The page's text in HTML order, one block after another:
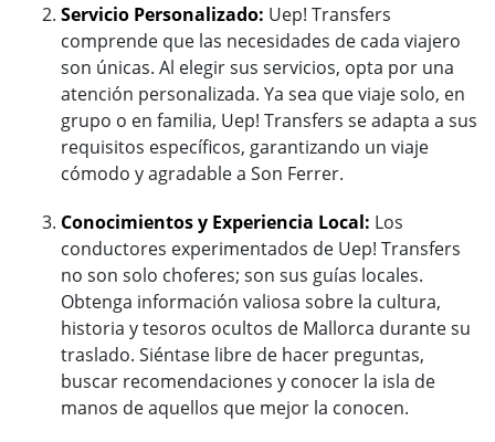
Servicio Personalizado: Uep! Transfers
comprende que las necesidades de cada viajero
son únicas. Al elegir sus servicios, opta por una
atención personalizada. Ya sea que viaje solo, en
grupo o en familia, Uep! Transfers se adapta a sus
requisitos específicos, garantizando un viaje
cómodo y agradable a Son Ferrer.
Conocimientos y Experiencia Local: Los
conductores experimentados de Uep! Transfers
no son solo choferes; son sus guías locales.
Obtenga información valiosa sobre la cultura,
historia y tesoros ocultos de Mallorca durante su
traslado. Siéntase libre de hacer preguntas,
buscar recomendaciones y conocer la isla de
manos de aquellos que mejor la conocen.